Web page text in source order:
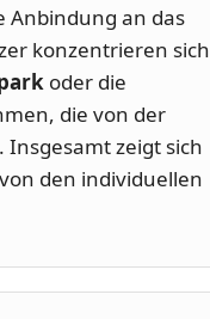
Anbindung an das
konzentrieren sich
oder die
die von der
zeigt sich
den individuellen